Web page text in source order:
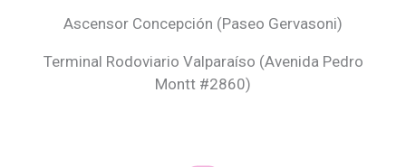
Ascensor Concepción (Paseo Gervasoni)
Terminal Rodoviario Valparaíso (Avenida Pedro
Montt #2860)